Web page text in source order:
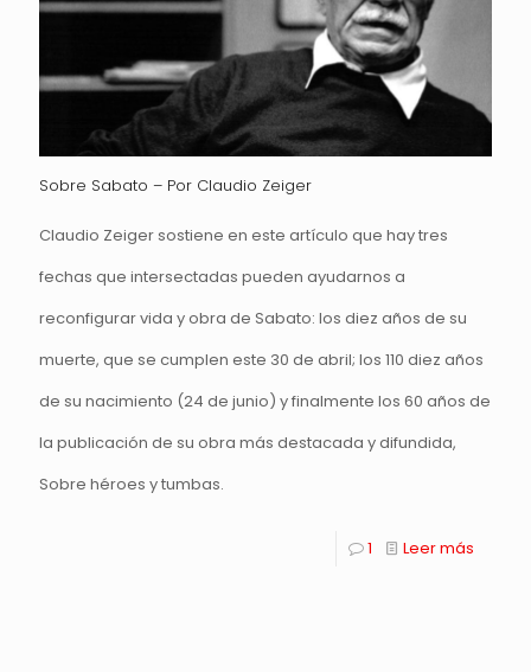
Sobre Sabato – Por Claudio Zeiger
Claudio Zeiger sostiene en este artículo que hay tres
fechas que intersectadas pueden ayudarnos a
reconfigurar vida y obra de Sabato: los diez años de su
muerte, que se cumplen este 30 de abril; los 110 diez años
de su nacimiento (24 de junio) y finalmente los 60 años de
la publicación de su obra más destacada y difundida,
Sobre héroes y tumbas.
1 Leer más